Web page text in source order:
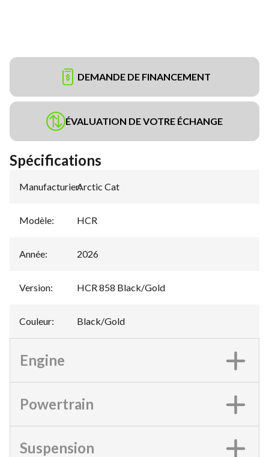
DEMANDE DE FINANCEMENT
ÉVALUATION DE VOTRE ÉCHANGE
Spécifications
Manufacturier:
Arctic Cat
Modèle: HCR
Année: 2026
Version: HCR 858 Black/Gold
Couleur: Black/Gold
Engine
Powertrain
Suspension